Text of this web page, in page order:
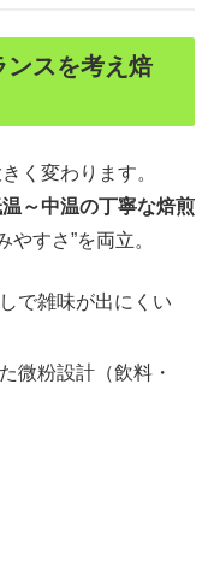
ンスを考え焙
く変わります。
～中温の丁寧な焙煎
やすさ”を両立。
で雑味が出にくい
微粉設計（飲料・